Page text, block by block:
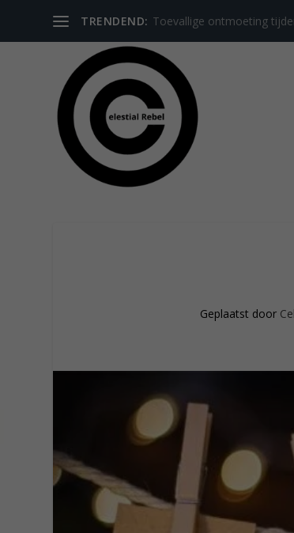
TRENDEND: Toevallige ontmoeting
Geplaatst door